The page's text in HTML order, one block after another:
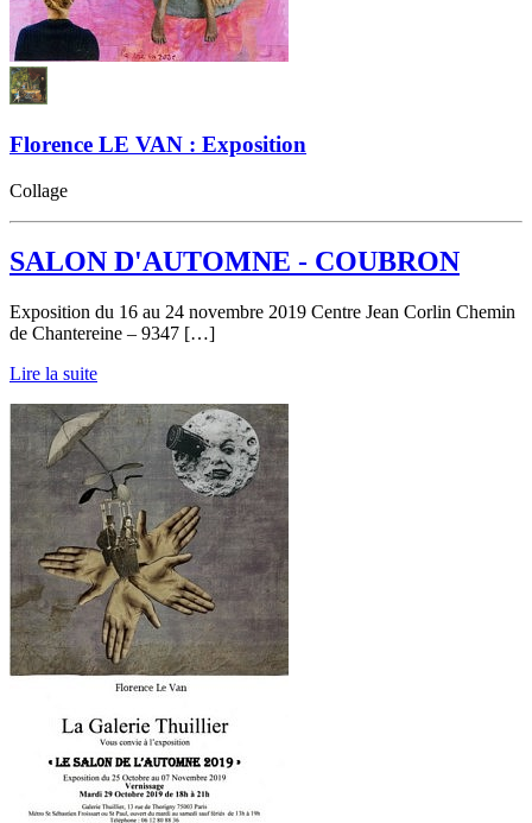
Florence LE VAN : Exposition
Collage
SALON D'AUTOMNE - COUBRON
Exposition du 16 au 24 novembre 2019 Centre Jean Corlin Chemin
de Chantereine – 9347 […]
Lire la suite